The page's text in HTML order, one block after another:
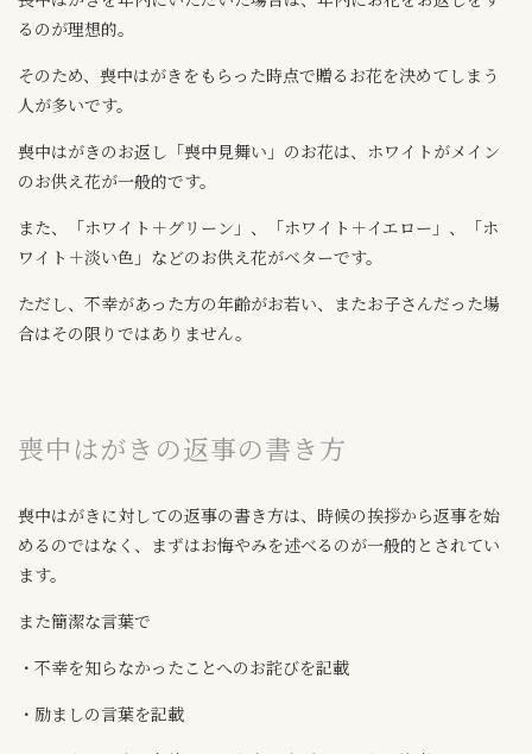
るのが理想的。
そのため、喪中はがきをもらった時点で贈るお花を決めてしまう
人が多いです。
喪中はがきのお返し「喪中見舞い」のお花は、ホワイトがメイン
のお供え花が一般的です。
また、「ホワイト＋グリーン」、「ホワイト＋イエロー」、「ホ
ワイト＋淡い色」などのお供え花がベターです。
ただし、不幸があった方の年齢がお若い、またお子さんだった場
合はその限りではありません。
喪中はがきの返事の書き方
喪中はがきに対しての返事の書き方は、時候の挨拶から返事を始
めるのではなく、まずはお悔やみを述べるのが一般的とされてい
ます。
また簡潔な言葉で
・不幸を知らなかったことへのお詫びを記載
・励ましの言葉を記載